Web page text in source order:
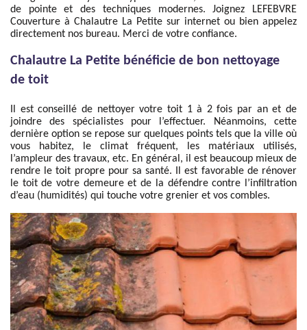
de pointe et des techniques modernes. Joignez LEFEBVRE
Couverture à Chalautre La Petite sur internet ou bien appelez
directement nos bureau. Merci de votre confiance.
Chalautre La Petite bénéficie de bon nettoyage
de toit
Il est conseillé de nettoyer votre toit 1 à 2 fois par an et de
joindre des spécialistes pour l’effectuer. Néanmoins, cette
dernière option se repose sur quelques points tels que la ville où
vous habitez, le climat fréquent, les matériaux utilisés,
l’ampleur des travaux, etc. En général, il est beaucoup mieux de
rendre le toit propre pour sa santé. Il est favorable de rénover
le toit de votre demeure et de la défendre contre l’infiltration
d’eau (humidités) qui touche votre grenier et vos combles.